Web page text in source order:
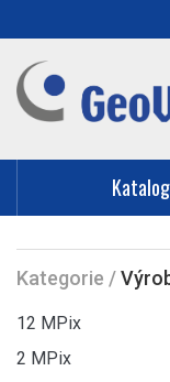
Kategorie /
12 MPix
2 MPix